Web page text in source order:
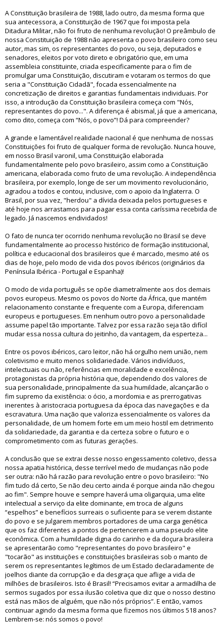
A Constituição brasileira de 1988, lado outro, da mesma forma que
sua antecessora, a Constituição de 1967 que foi imposta pela
Ditadura Militar, não foi fruto de nenhuma revolução! O preâmbulo de
nossa Constituição de 1988 não apresenta o povo brasileiro como seu
autor, mas sim, os representantes do povo, ou seja, deputados e
senadores, eleitos por voto direto e obrigatório que, em uma
assembleia constituinte, criada especificamente para o fim de
promulgar uma Constituição, discutiram e votaram os termos do que
seria a "Constituição Cidadã", focada essencialmente na
concretização de direitos e garantias fundamentais individuais. Por
isso, a introdução da Constituição brasileira começa com "Nós,
representantes do povo...". A diferença é abismal, já que a americana,
como dito, começa com “Nós, o povo”! Dá para compreender?
A grande e lamentável realidade nacional é que nenhuma de nossas
Constituições foi fruto de qualquer forma de revolução. Nunca houve,
em nosso Brasil varonil, uma Constituição elaborada
fundamentalmente pelo povo brasileiro, assim como a Constituição
americana, elaborada como fruto de uma revolução. A independência
brasileira, por exemplo, longe de ser um movimento revolucionário,
agradou a todos e contou, inclusive, com o apoio da Inglaterra. O
Brasil, por sua vez, "herdou" a dívida deixada pelos portugueses e
até hoje nos arrastamos para pagar essa conta caríssima recebida de
legado. Já nascemos endividados!
O fato de nunca ter ocorrido nenhuma revolução no Brasil se deve
fundamentalmente ao processo histórico de formação institucional,
política e educacional dos brasileiros que é marcado, mesmo até os
dias de hoje, pelo modo de vida dos povos ibéricos (originários da
Península Ibérica - Portugal e Espanha)!
O modo de vida português se opõe diametralmente aos dos demais
povos europeus. Mesmo os povos do Norte da África, que mantém
relacionamento constante e frequente com a Europa, diferenciam
europeus e portugueses. Em nenhum outro povo a personalidade
assume papel tão importante. Talvez por essa razão seja tão difícil
mudar essa nossa cultura do jeitinho, da vantagem, da esperteza...
Entre os povos ibéricos, caro leitor, não há orgulho nem união, nem
coletivismo e muito menos solidariedade. Vários indivíduos,
intelectuais ou não, referências em moralidade e excelência,
protagonistas da própria história que, dependendo dos valores de
sua personalidade, principalmente da sua humildade, alcançarão o
fim supremo da existência: o ócio, a mordomia e as prerrogativas
inerentes à aristocracia portuguesa da época das navegações e da
escravatura. Uma nação que valoriza essencialmente os valores da
personalidade, de um homem forte em um meio hostil em detrimento
da solidariedade, da garantia e da certeza sobre o futuro e o
comprometimento com as futuras gerações.
A conclusão que se extrai desse nosso engessamento coletivo, dessa
nossa apatia histórica, desse terrível medo de mudanças não pode
ser outra: não há razão para revolução entre o povo brasileiro: "No
fim tudo dá certo, Se não deu certo ainda é porque ainda não chegou
ao fim". Sempre houve e sempre haverá uma oligarquia, uma elite
intelectual a serviço da elite dominante, em troca de alguns
“espelhos” e benefícios surreais o suficiente para se verem distante
do povo e se julgarem membros portadores de uma carga genética
que os faz diferentes a pontos de pertencerem a uma pseudo elite
econômica. Com a humildade digna do carinho e da doçura brasileira
se apresentarão como "representantes do povo brasileiro" e
"tocarão" as instituições e constituições brasileiras sob o manto de
serem os representantes legítimos de um Estado declaradamente de
joelhos diante da corrupção e da desgraça que aflige a vida de
milhões de brasileiros. Isto é Brasil! “Precisamos evitar a armadilha de
sermos sugados por essa ilusão coletiva que diz que o nosso destino
está nas mãos de alguém, que não nós próprios”. E então, vamos
continuar agindo da mesma forma que fizemos nos últimos 518 anos?
Lembrem-se: nós somos o povo!